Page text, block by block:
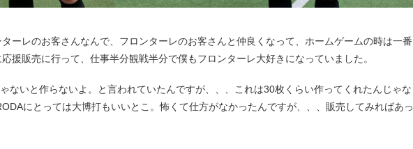
ーレのお客さんなんで、フロンターレのお客さんと仲良くなって、ホームゲームの時は一番
援販売に行って、仕事半分観戦半分で僕もフロンターレ大好きになっていました。
ないと作らないよ。と言われていたんですが、、、これは30枚くらい作ってくれたんじゃな
にとっては大博打もいいとこ。怖くて仕方がなかったんですが、、、販売してみればあっ